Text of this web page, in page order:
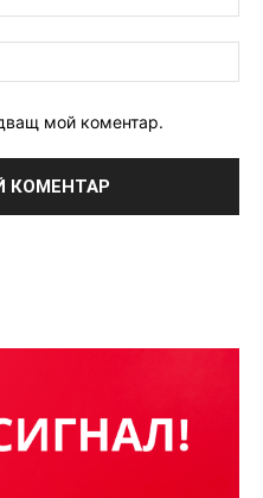
мой коментар.